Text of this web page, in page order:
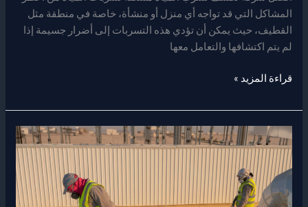
المشاكل التي قد تواجه أي منزل أو منشأة، خاصة في منطقة مثل
القطيف، حيث يمكن أن تؤدي هذه التسربات إلى أضرار جسيمة إذا
لم يتم اكتشافها والتعامل معها
قراءة المزيد »
شركة
عزل
فوم
الدمام